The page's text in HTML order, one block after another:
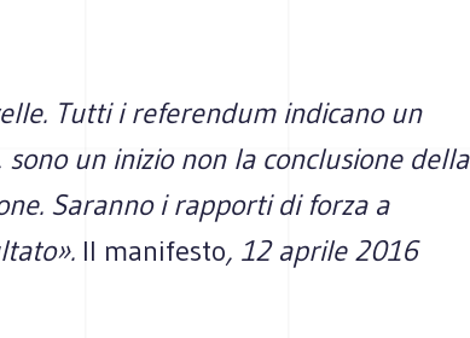
Tutti i referendum indicano un
un inizio non la conclusione della
Saranno i rapporti di forza a
Il manifesto, 12 aprile 2016